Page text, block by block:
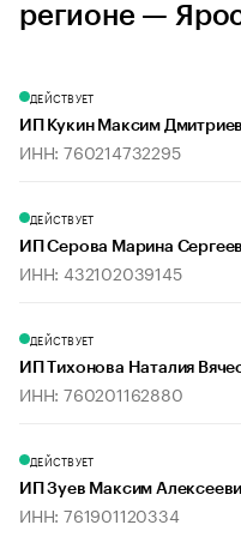
регионе —
ДЕЙСТВУЕТ
ИП Кукин Максим
ИНН: 760214732295
ДЕЙСТВУЕТ
ИП Серова Марина
ИНН: 432102039145
ДЕЙСТВУЕТ
ИП Тихонова Наталия
ИНН: 760201162880
ДЕЙСТВУЕТ
ИП Зуев Максим
ИНН: 761901120334